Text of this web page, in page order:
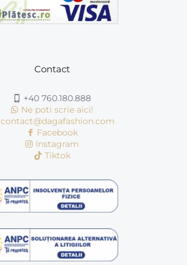
Contact
+40 760.180.888
Ne poti scrie aici!
contact@dagafashion.com
Facebook
Instagram
Tiktok